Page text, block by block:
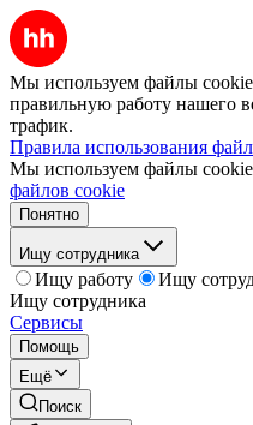
Мы используем файлы
правильную работу нашего
трафик.
Правила использования
Мы используем файлы
файлов cookie
Понятно
Ищу сотрудника
Ищу работу
Ищу
Ищу сотрудника
Сервисы
Помощь
Ещё
Поиск